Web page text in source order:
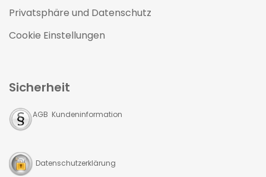
Privatsphäre und Datenschutz
Cookie Einstellungen
Sicherheit
AGB Kundeninformation
Datenschutzerklärung